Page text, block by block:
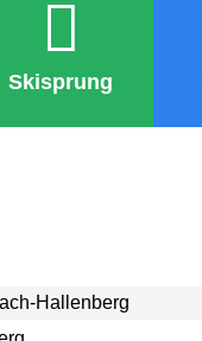
Skisprung
Hallenberg